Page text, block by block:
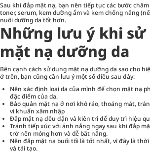
Sau khi đắp mặt nạ, bạn nên tiếp tục các bước
toner, serum, kem dưỡng ẩm và kem chống nắng
nuôi dưỡng da tốt hơn.
Những lưu ý khi sử
mặt nạ dưỡng da
Bên cạnh cách sử dụng mặt nạ dưỡng da sao cho
ở trên, bạn cũng cần lưu ý một số điều sau đây:
Nên xác định loại da của mình để chọn mặt nạ
đặc điểm của da.
Bảo quản mặt nạ ở nơi khô ráo, thoáng mát,
vi khuẩn xâm nhập
Đắp mặt nạ đều đặn và kiên trì để duy trì hiệu
Tránh tiếp xúc với ánh nắng ngay sau khi đắp
trở nên mỏng hơn và dễ bắt nắng.
Nên đắp mặt nạ buổi tối là tốt nhất, vì đây là
và tái tạo.